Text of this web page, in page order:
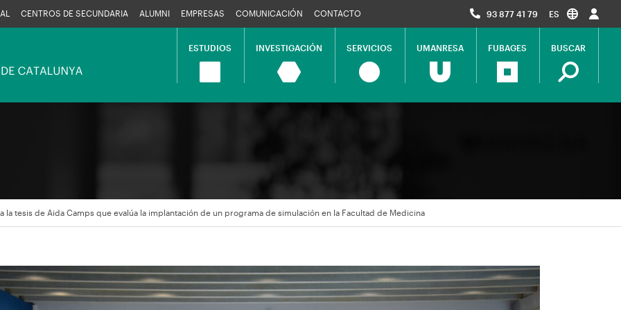
CENTROS DE SECUNDARIA ALUMNI EMPRESAS COMUNICACIÓN CONTACTO 93 877 41 79 ES
Navegació
ESTUDIOS INVESTIGACIÓN SERVICIOS UMANRESA FUBAGES BUSCAR
la tesis de Aida Camps que evalúa la implantación de un programa de simulación en la Facultad de Medicina